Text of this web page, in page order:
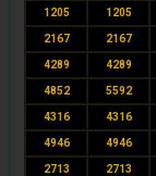
1205 1205
2167 2167
4289 4289
4852 5592
4316 4316
4946 4946
2713 2713